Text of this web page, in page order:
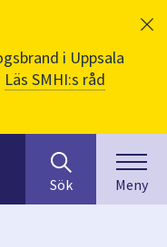
i Uppsala
Läs SMHI:s råd
efter
innehåll
på
Sök Meny